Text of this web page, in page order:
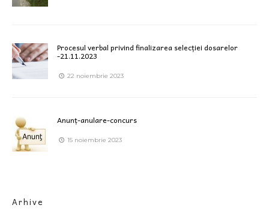
Procesul verbal privind finalizarea selecției dosarelor
-21.11.2023
22 noiembrie 2023
Anunț-anulare-concurs
15 noiembrie 2023
Arhive